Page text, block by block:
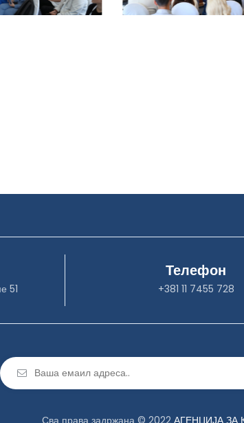
51
Телефон
+381 11 7455 728